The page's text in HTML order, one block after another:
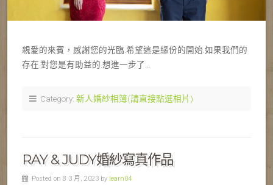
親愛的來賓，感謝您的光臨.希望這是緣份的開始.如果我們的
存在.對您是有助益的.想進一步了…
Category: 新人婚紗相簿(請直接點選相片)
RAY & JUDY婚紗寫真作品
Posted on 8 3 月, 2023 by learn04